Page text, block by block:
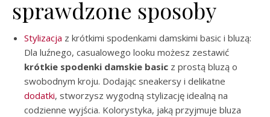
sprawdzone sposoby
Stylizacja z krótkimi spodenkami damskimi basic i bluzą:
Dla luźnego, casualowego looku możesz zestawić
krótkie spodenki damskie basic z prostą bluzą o
swobodnym kroju. Dodając sneakersy i delikatne
dodatki, stworzysz wygodną stylizację idealną na
codzienne wyjścia. Kolorystyka, jaką przyjmuje bluza